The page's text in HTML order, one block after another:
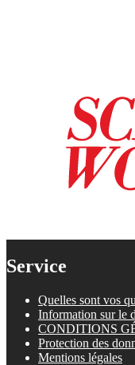
Service
Quelles sont vos
Information sur le
CONDITIONS
Protection des
Mentions légales